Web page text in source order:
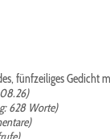
fünfzeiliges Gedicht
628 Worte)